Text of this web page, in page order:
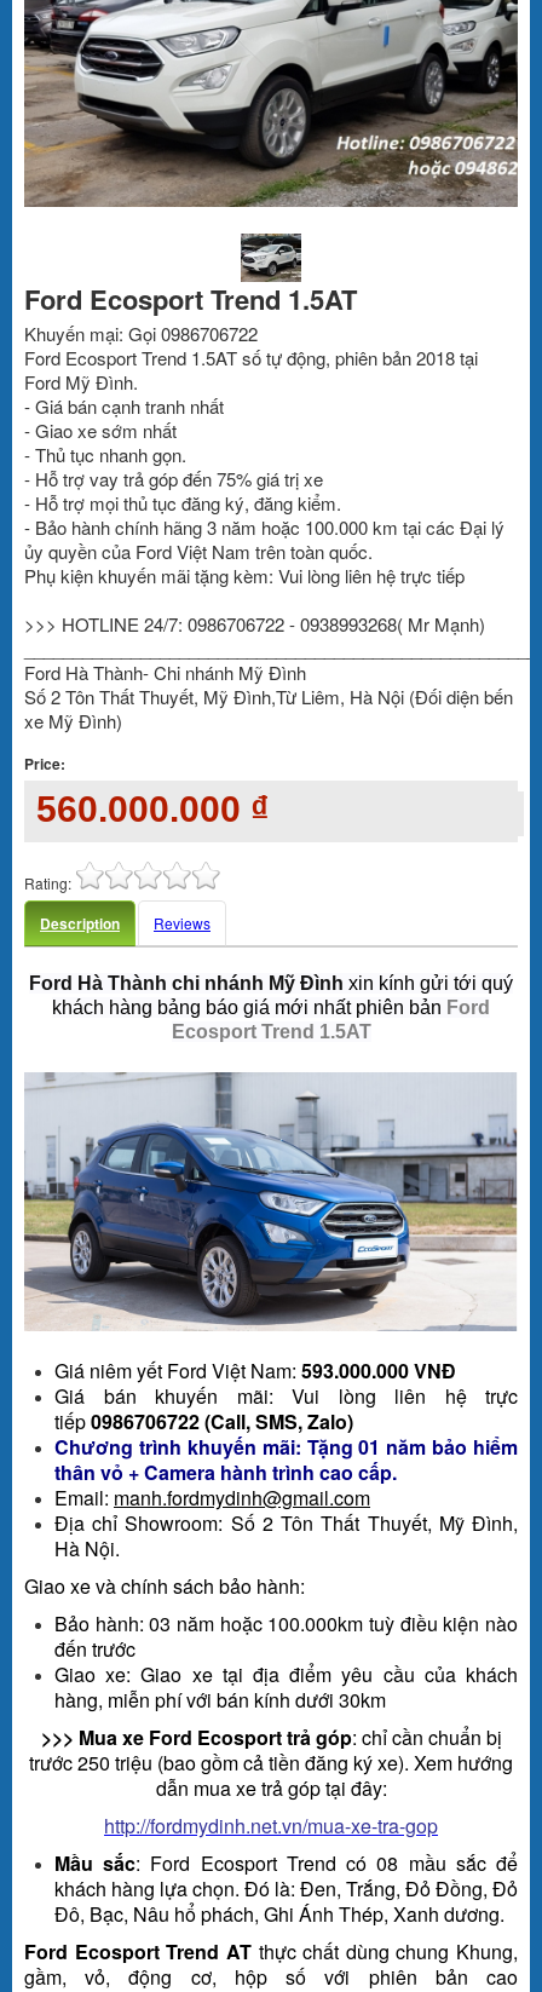
Ford Ecosport Trend 1.5AT
Khuyến mại: Gọi 0986706722
Ford Ecosport Trend 1.5AT số tự động, phiên bản 2018 tại
Ford Mỹ Đình.
- Giá bán cạnh tranh nhất
- Giao xe sớm nhất
- Thủ tục nhanh gọn.
- Hỗ trợ vay trả góp đến 75% giá trị xe
- Hỗ trợ mọi thủ tục đăng ký, đăng kiểm.
- Bảo hành chính hãng 3 năm hoặc 100.000 km tại các Đại lý
ủy quyền của Ford Việt Nam trên toàn quốc.
Phụ kiện khuyến mãi tặng kèm: Vui lòng liên hệ trực tiếp
>>> HOTLINE 24/7: 0986706722 - 0938993268( Mr Mạnh)
Ford Hà Thành- Chi nhánh Mỹ Đình
Số 2 Tôn Thất Thuyết, Mỹ Đình,Từ Liêm, Hà Nội (Đối diện bến
xe Mỹ Đình)
Price:
560.000.000 ₫
Rating:
Description Reviews
Ford Hà Thành chi nhánh Mỹ Đình xin kính gửi tới quý
khách hàng bảng báo giá mới nhất phiên bản Ford
Ecosport Trend 1.5AT
Giá niêm yết Ford Việt Nam: 593.000.000 VNĐ
Giá bán khuyến mãi: Vui lòng liên hệ trực
tiếp0986706722 (Call, SMS, Zalo)
Chương trình khuyến mãi: Tặng 01 năm bảo hiểm
thân vỏ + Camera hành trình cao cấp.
Email: manh.fordmydinh@gmail.com
Địa chỉ Showroom: Số 2 Tôn Thất Thuyết, Mỹ Đình,
Hà Nội.
Giao xe và chính sách bảo hành:
Bảo hành: 03 năm hoặc 100.000km tuỳ điều kiện nào
đến trước
Giao xe: Giao xe tại địa điểm yêu cầu của khách
hàng, miễn phí với bán kính dưới 30km
>>> Mua xe Ford Ecosport trả góp: chỉ cần chuẩn bị
trước 250 triệu (bao gồm cả tiền đăng ký xe). Xem hướng
dẫn mua xe trả góp tại đây:
http://fordmydinh.net.vn/mua-xe-tra-gop
Mầu sắc: Ford Ecosport Trend có 08 mầu sắc để
khách hàng lựa chọn. Đó là: Đen, Trắng, Đỏ Đồng, Đỏ
Đô, Bạc, Nâu hổ phách, Ghi Ánh Thép, Xanh dương.
Ford Ecosport Trend ATthực chất dùng chung Khung,
gầm, vỏ, động cơ, hộp số với phiên bản cao